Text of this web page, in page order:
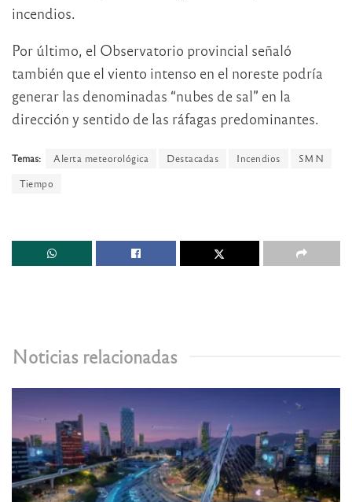
incendios.
Por último, el Observatorio provincial señaló
también que el viento intenso en el noreste podría
generar las denominadas “nubes de sal” en la
dirección y sentido de las ráfagas predominantes.
Temas: Alerta meteorológica Destacadas Incendios
SMN
Tiempo
Noticias relacionadas